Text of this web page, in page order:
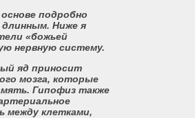
подробно
Ниже я
«божьей
нервную систему.
яд приносит
мозга, которые
Гипофиз также
между клетками,